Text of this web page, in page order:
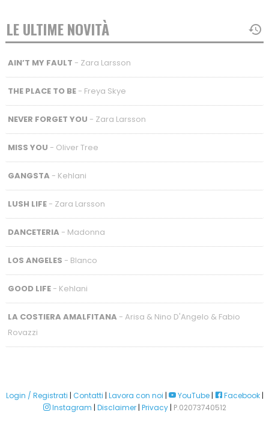
LE ULTIME NOVITÀ
AIN’T MY FAULT - Zara Larsson
THE PLACE TO BE- Freya Skye
NEVER FORGET YOU - Zara Larsson
MISS YOU - Oliver Tree
GANGSTA - Kehlani
LUSH LIFE- Zara Larsson
DANCETERIA - Madonna
LOS ANGELES - Blanco
GOOD LIFE- Kehlani
LA COSTIERA AMALFITANA - Arisa & Nino D'Angelo & Fabio
Rovazzi
Login / Registrati | Contatti | Lavora con noi | YouTube| Facebook|
Instagram | Disclaimer| Privacy| P.02073740512